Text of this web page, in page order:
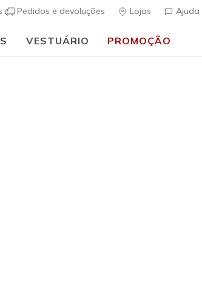
Pedidos e devoluções Lojas Ajuda
VESTUÁRIO PROMOÇÃO